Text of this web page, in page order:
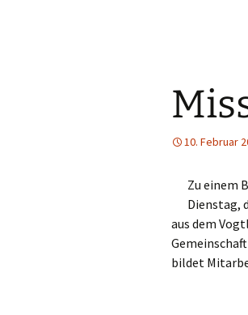
10. Februar
Zu einem
Dienstag,
aus dem
bildet